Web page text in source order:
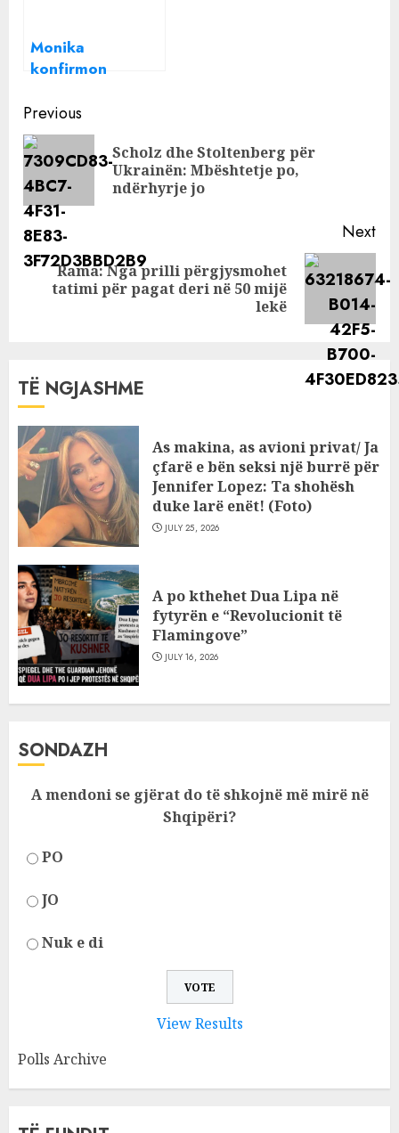
Monika
konfirmon
Arjolën: S’kemi
pirë kafe, me
Donaldin dhe
Ilirin s’jam takuar
Continue
Reading
Previous
Scholz dhe Stoltenberg për
Ukrainën: Mbështetje po,
ndërhyrje jo
Next
Next
Rama: Nga prilli përgjysmohet
tatimi për pagat deri në 50 mijë
lekë
TË NGJASHME
As makina, as avioni privat/ Ja
çfarë e bën seksi një burrë për
Jennifer Lopez: Ta shohësh
duke larë enët! (Foto)
JULY 25, 2026
A po kthehet Dua Lipa në
fytyrën e “Revolucionit të
Flamingove”
JULY 16, 2026
SONDAZH
A mendoni se gjërat do të shkojnë më mirë në
Shqipëri?
PO
JO
Nuk e di
View Results
Polls Archive